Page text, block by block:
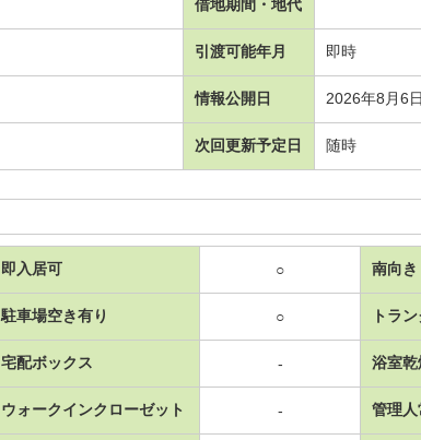
借地期間・地代
引渡可能年月 即時
情報公開日 2026年8月6
次回更新予定日 随時
即入居可 ○ 南向き
駐車場空き有り ○ トラ
宅配ボックス - 浴室乾
ウォークインクローゼット - 管理人